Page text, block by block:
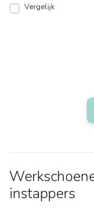
Vergelijk
instappers